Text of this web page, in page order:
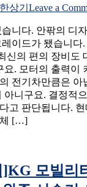
한상기 Leave a
니다. 안팎의 디
이드가 됐습니다
신의 편의 장비도
요. 모터의 출력이
전기차만큼은 아
아니구요. 결정적
고 판단됩니다.
체 […]
모빌리